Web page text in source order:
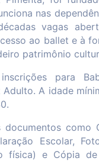
nas
vagas
ao ballet e à
patrimônio
para
Adulto. A idade
documentos como
Escolar,
física) e Cópia